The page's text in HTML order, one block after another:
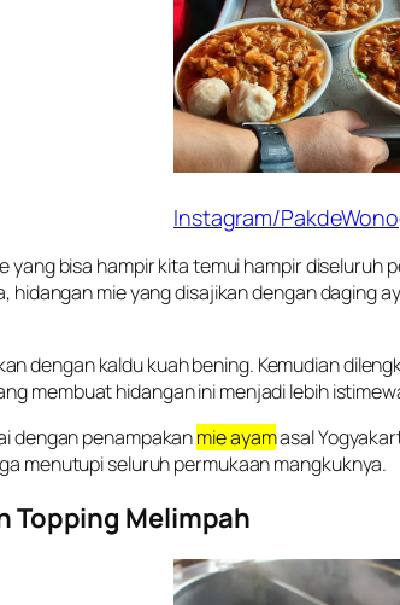
Instagram/
yang bisa hampir kita temui hampir
mie yang disajikan dengan daging
dengan kaldu kuah bening. Kemudian
membuat hidangan ini menjadi lebih
dengan penampakanmie ayamasal
menutupi seluruh permukaan mangkuknya.
Topping Melimpah